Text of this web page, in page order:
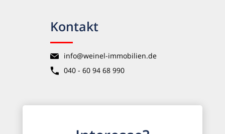
Kontakt
info@weinel-immobilien.de
040 - 60 94 68 990